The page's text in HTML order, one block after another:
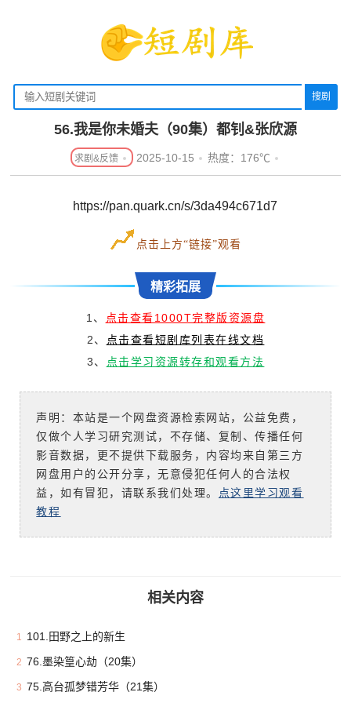
搜剧
56.我是你未婚夫（90集）都钊&张欣源
2025-10-15 热度：176℃
https://pan.quark.cn/s/3da494c671d7
点击上方“链接”观看
精彩拓展
1、 点击查看1000T完整版资源盘
2、 点击查看短剧库列表在线文档
3、 点击学习资源转存和观看方法
声明：本站是一个网盘资源检索网站，公益免费，
仅做个人学习研究测试，不存储、复制、传播任何
影音数据，更不提供下载服务，内容均来自第三方
网盘用户的公开分享，无意侵犯任何人的合法权
益，如有冒犯，请联系我们处理。 点这里学习观看
教程
相关内容
1 101.田野之上的新生
2 76.墨染篁心劫（20集）
3 75.高台孤梦错芳华（21集）